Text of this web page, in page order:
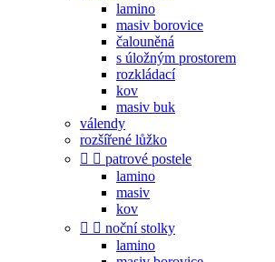
lamino
masiv borovice
čalouněná
s úložným prostorem
rozkládací
kov
masiv buk
válendy
rozšířené lůžko
  patrové postele
lamino
masiv
kov
  noční stolky
lamino